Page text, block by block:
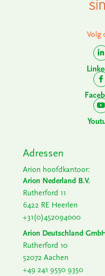
Volg
Adressen
Arion hoofdkantoor:
Arion Nederland B.V.
Rutherford 11
6422 RE Heerlen
+31(0)452094000
Arion Deutschland GmbH
Rutherford 10
52072 Aachen
+49 241 9550 9350